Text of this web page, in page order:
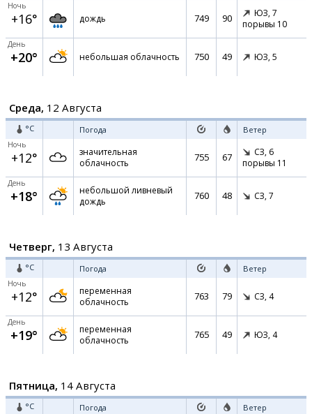
Ночь
+16° дождь 749 90 ЮЗ, 7
порывы 10
День
+20° небольшая облачность 750 49 ЮЗ, 5
Среда, 12 Августа
°C Погода Ветер
Ночь
+12°
значительная
облачность
755 67 СЗ, 6
порывы 11
День
+18°
небольшой ливневый
дождь
760 48 СЗ, 7
Четверг, 13 Августа
°C Погода Ветер
Ночь
+12°
переменная
облачность
763 79 СЗ, 4
День
+19°
переменная
облачность
765 49 ЮЗ, 4
Пятница, 14 Августа
°C Погода Ветер